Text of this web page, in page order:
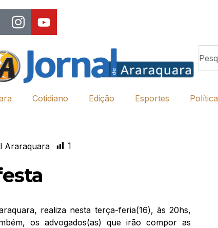
Cotidiano Edição Esportes Política
Araraquara 1
realiza nesta terça-feria(16), às 20hs,
os advogados(as) que irão compor as